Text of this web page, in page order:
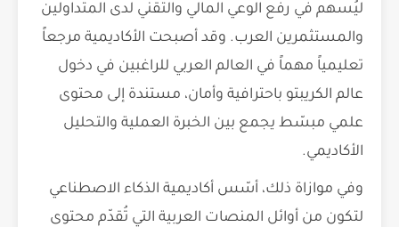
ليُسهم في رفع الوعي المالي والتقني لدى المتداولين
والمستثمرين العرب. وقد أصبحت الأكاديمية مرجعاً
تعليمياً مهماً في العالم العربي للراغبين في دخول
عالم الكريبتو باحترافية وأمان، مستندة إلى محتوى
علمي مبسّط يجمع بين الخبرة العملية والتحليل
الأكاديمي.
وفي موازاة ذلك، أسّس أكاديمية الذكاء الاصطناعي
لتكون من أوائل المنصات العربية التي تُقدّم محتوى